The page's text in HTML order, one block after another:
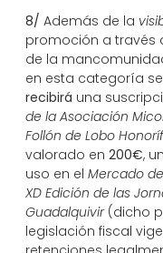
8/ Además de la
promoción a través
de la
en esta categoría
recibirá una
de la Asociación
Follón de Lobo
valorado en 200€,
uso en el Mercado
XD Edición de las
Guadalquivir(dicho
legislación fiscal